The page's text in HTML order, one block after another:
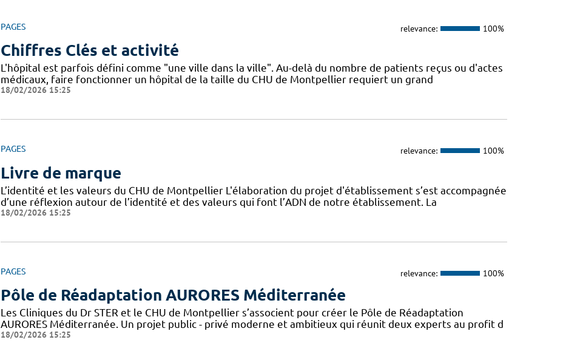
PAGES relevance: 100%
Chiffres Clés et activité
L'hôpital est parfois défini comme "une ville dans la ville". Au-delà du nombre de patients reçus ou d'actes
médicaux, faire fonctionner un hôpital de la taille du CHU de Montpellier requiert un grand
18/02/2026 15:25
PAGES relevance: 100%
Livre de marque
L’identité et les valeurs du CHU de Montpellier L'élaboration du projet d'établissement s’est accompagnée
d’une réflexion autour de l’identité et des valeurs qui font l’ADN de notre établissement. La
18/02/2026 15:25
PAGES relevance: 100%
Pôle de Réadaptation AURORES Méditerranée
Les Cliniques du Dr STER et le CHU de Montpellier s’associent pour créer le Pôle de Réadaptation
AURORES Méditerranée. Un projet public - privé moderne et ambitieux qui réunit deux experts au profit d
18/02/2026 15:25